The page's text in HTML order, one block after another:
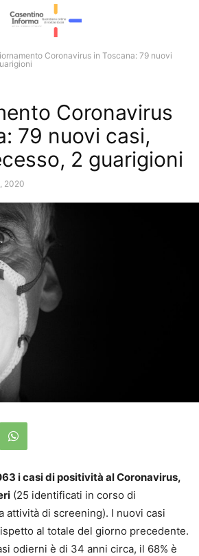
Coronavirus in Toscana: 79 nuovi
Coronavirus
79 nuovi casi,
2 guarigioni
2020
i casi di positività al Coronavirus,
(25 identificati in corso di
attività di screening). I nuovi casi
al totale del giorno precedente.
odierni è di 34 anni circa, il 68% è